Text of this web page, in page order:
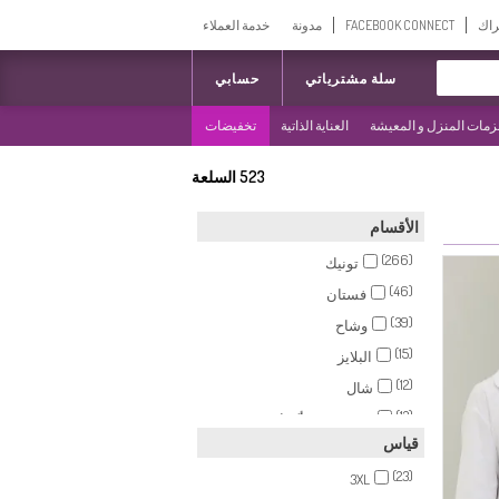
FACEBOOK CONNECT مدونة خدمة العملاء
حسابي سلة مشترياتي
المنزل و المعيشة العناية الذاتية تخفيضات
523السلعة
الأقسام
تونيك
(266)
فستان
(46)
وشاح
(39)
البلايز
(15)
شال
(12)
سترة بدون أكمام
(12)
(12)
أقنعة
(12)
قياس
3XL
(23)